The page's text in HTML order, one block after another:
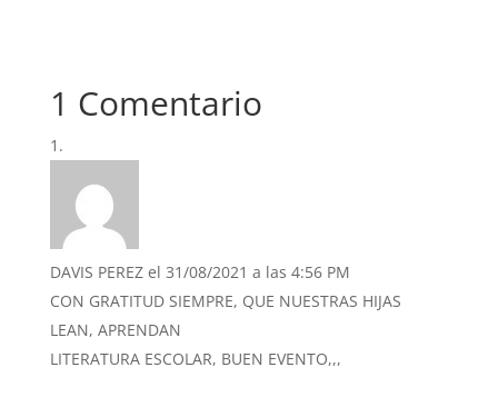
1 Comentario
DAVIS PEREZ el 31/08/2021 a las 4:56 PM
CON GRATITUD SIEMPRE, QUE NUESTRAS HIJAS
LEAN, APRENDAN
LITERATURA ESCOLAR, BUEN EVENTO,,,